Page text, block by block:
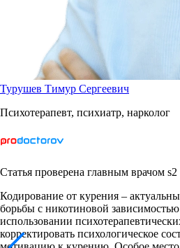
Турушев Тимур Сергеевич
Психотерапевт, психиатр, нарколог
Статья проверена главным врачом s2
Кодирование от курения –
борьбы с никотиновой
использовании
корректировать психологическое